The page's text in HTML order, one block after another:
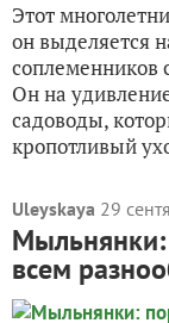
Этот
он выделяется
Он на
садоводы,
кропотливый
Uleyskaya 29
Мыльнянки:
всем